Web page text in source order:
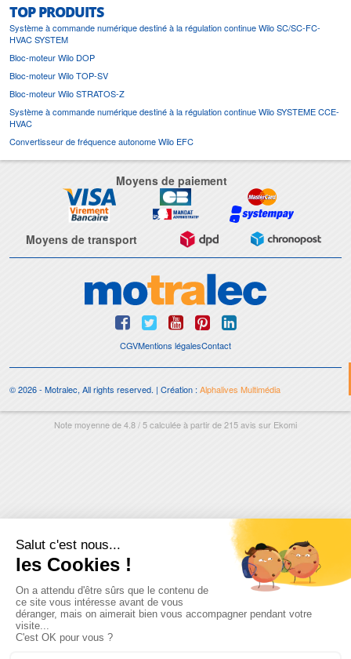
TOP PRODUITS
Système à commande numérique destiné à la régulation continue Wilo SC/SC-FC-
HVAC SYSTEM
Bloc-moteur Wilo DOP
Bloc-moteur Wilo TOP-SV
Bloc-moteur Wilo STRATOS-Z
Système à commande numérique destiné à la régulation continue Wilo SYSTEME CCE-
HVAC
Convertisseur de fréquence autonome Wilo EFC
Moyens de paiement
Moyens de transport
CGVMentions légalesContact
© 2026 - Motralec, All rights reserved. | Création :Alphalives Multimédia
Note moyenne de4.8/5calculée à partir de215avis sur Ekomi